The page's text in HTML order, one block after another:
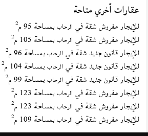
عقارات أخري متاحة
للإيجار مفروش شقة في الرحاب بمساحة 95 م 2
للإيجار مفروش شقة في الرحاب بمساحة 105 م 2
للإيجار قانون جديد شقة في الرحاب بمساحة 96 م 2
للإيجار قانون جديد شقة في الرحاب بمساحة 104 م 2
للإيجار قانون جديد شقة في الرحاب بمساحة 99 م 2
للإيجار مفروش شقة في الرحاب بمساحة 123 م 2
للإيجار مفروش شقة في الرحاب بمساحة 123 م 2
للإيجار مفروش شقة في الرحاب بمساحة 109 م 2